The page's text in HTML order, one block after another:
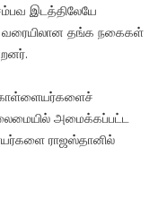
இடத்திலேயே
வரையிலான தங்க நகைகள்
தலைமையில் அமைக்கப்பட்ட
ராஜஸ்தானில்